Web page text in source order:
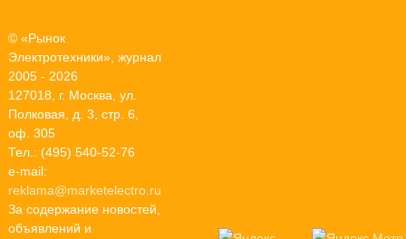
© «Рынок
Электротехники», журнал
2005 - 2026
127018, г. Москва, ул.
Полковая, д. 3, стр. 6,
оф. 305
Тел.: (495) 540-52-76
e-mail:
reklama@marketelectro.ru
За содержание новостей,
объявлений и